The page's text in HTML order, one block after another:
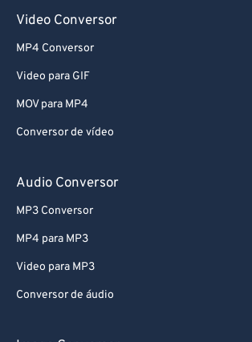
Video Conversor
MP4 Conversor
Video para GIF
MOV para MP4
Conversor de vídeo
Audio Conversor
MP3 Conversor
MP4 para MP3
Video para MP3
Conversor de áudio